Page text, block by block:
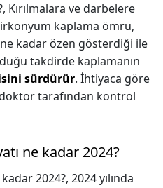
Kırılmalara ve darbelere
kaplama ömrü,
ne kadar özen gösterdiği ile
takdirde kaplamanın
sürdürür. İhtiyaca göre
tarafından kontrol
ne kadar 2024?
2024?, 2024 yılında